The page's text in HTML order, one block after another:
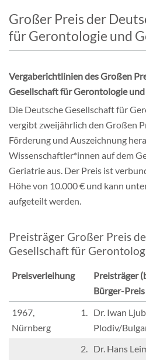
Über uns
Studium & Karriere
Mitgliedschaft & Spenden
Publikationen
Großer Preis der
für Gerontologie und
Vergaberichtlinien des Großen
Gesellschaft für Gerontologie
Die Deutsche Gesellschaft für
vergibt zweijährlich den Großen
Förderung und Auszeichnung
Wissenschaftler*innen auf dem
Geriatrie aus. Der Preis ist
Höhe von 10.000 € und kann
aufgeteilt werden.
Preisträger Großer Preis
Gesellschaft für
Preisverleihung Preisträger
Bürger-
1967,
Nürnberg
1.
Dr. Iwan
Plodiv/
2.
Dr. Hans